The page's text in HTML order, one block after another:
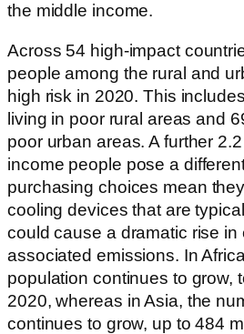
the middle income.
Across 54 high-impact
people among the rural and
high risk in 2020. This
living in poor rural areas and
poor urban areas. A further
income people pose a
purchasing choices mean
cooling devices that are
could cause a dramatic rise
associated emissions. In
population continues to grow,
2020, whereas in Asia, the
continues to grow, up to 484